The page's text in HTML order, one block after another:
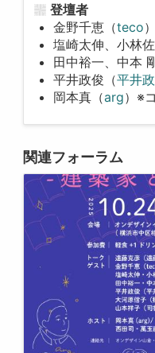
登壇者
金野千恵（teco）
塩崎太伸、小林
田中裕一、中本
平井政俊（平井
岡本真（arg）※
関連フォーラム